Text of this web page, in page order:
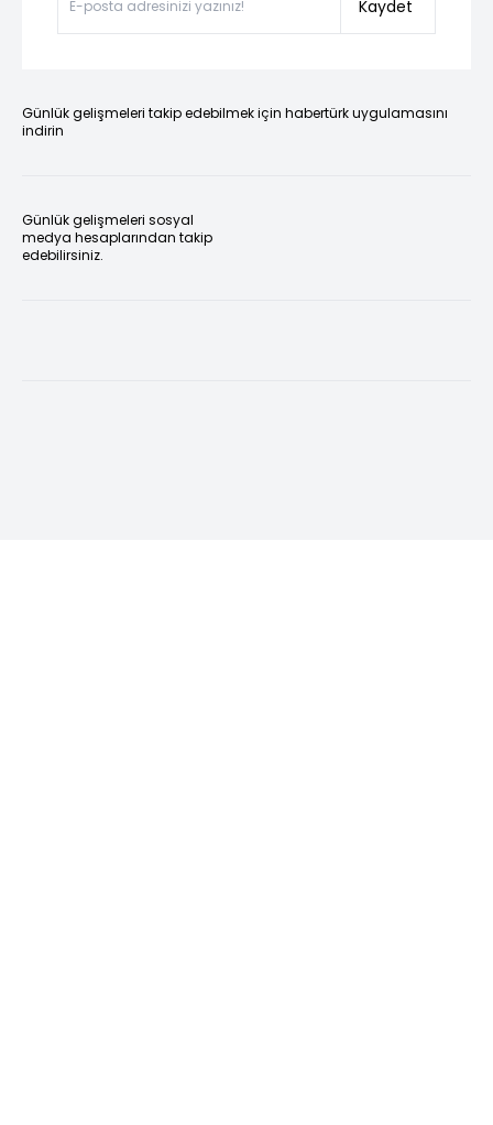
Kaydet
Günlük gelişmeleri takip edebilmek için habertürk uygulamasını
indirin
Günlük gelişmeleri sosyal
medya hesaplarından takip
edebilirsiniz.